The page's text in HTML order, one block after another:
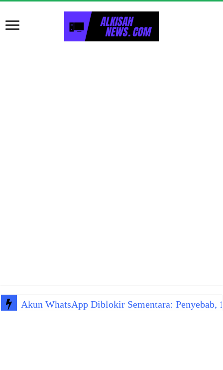
Akun WhatsApp Diblokir Sementara: